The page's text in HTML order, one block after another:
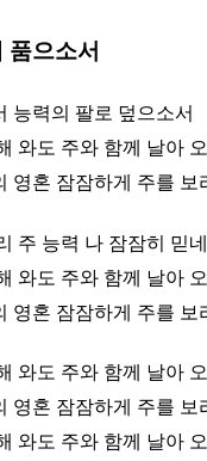
품으소서
능력의 팔로 덮으소서
와도 주와 함께 날아
영혼 잠잠하게 주를 보
주 능력 나 잠잠히 믿네
와도 주와 함께 날아
영혼 잠잠하게 주를 보
와도 주와 함께 날아
영혼 잠잠하게 주를 보
와도 주와 함께 날아